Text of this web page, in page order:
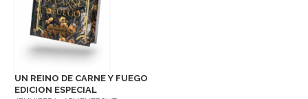
UN REINO DE CARNE Y FUEGO
EDICION ESPECIAL